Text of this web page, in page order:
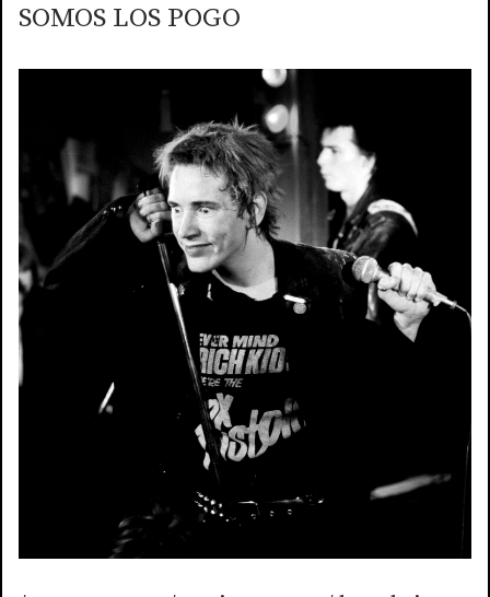
SOMOS LOS POGO